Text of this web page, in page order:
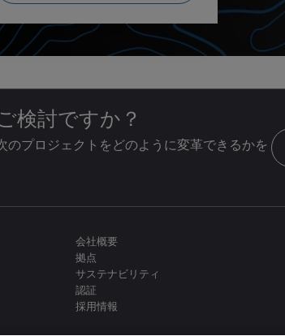
検討ですか？
プロジェクトをどのように変革できるかを
会社概要
拠点
サステナビリティ
認証
採用情報